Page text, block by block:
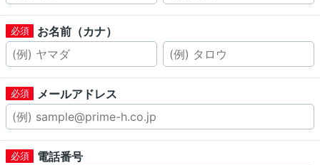
お名前（カナ）
メールアドレス
電話番号